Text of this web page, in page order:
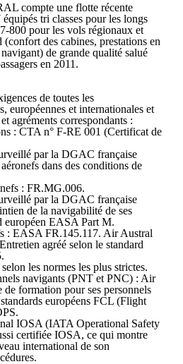
compte une flotte récente
tri classes pour les longs
800 pour les vols régionaux et
des cabines, prestations en
de grande qualité salué
en 2011.
de toutes les
européennes et internationales et
agréments correspondants :
: CTA n° F-RE 001 (Certificat de
par la DGAC française
dans des conditions de
: FR.MG.006.
par la DGAC française
de la navigabilité de ses
européen EASA Part M.
: EASA FR.145.117. Air Austral
agréé selon le standard
les normes les plus strictes.
navigants (PNT et PNC) : Air
de formation pour ses personnels
européens FCL (Flight
IOSA (IATA Operational Safety
certifiée IOSA, ce qui montre
international de son